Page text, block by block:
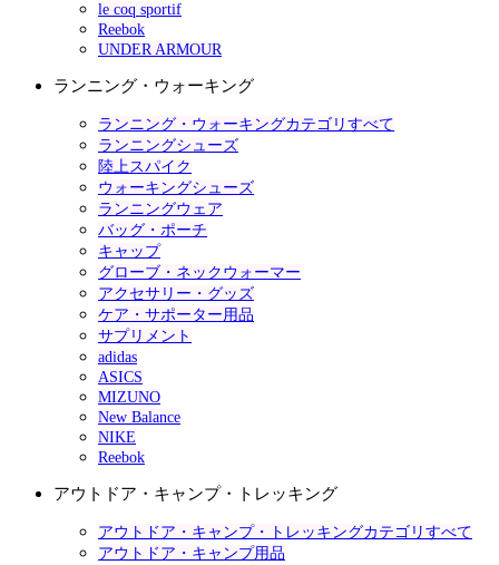
le coq sportif
Reebok
UNDER ARMOUR
ランニング・ウォーキング
ランニング・ウォーキングカテゴリすべて
ランニングシューズ
陸上スパイク
ウォーキングシューズ
ランニングウェア
バッグ・ポーチ
キャップ
グローブ・ネックウォーマー
アクセサリー・グッズ
ケア・サポーター用品
サプリメント
adidas
ASICS
MIZUNO
New Balance
NIKE
Reebok
アウトドア・キャンプ・トレッキング
アウトドア・キャンプ・トレッキングカテゴリすべて
アウトドア・キャンプ用品